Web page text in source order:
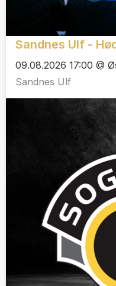
Sandnes Ulf -
09.08.2026 17:00 @
Sandnes Ulf